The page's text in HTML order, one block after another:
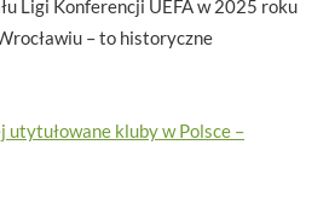
Ligi Konferencji UEFA w 2025 roku
– to historyczne
utytułowane kluby w Polsce –